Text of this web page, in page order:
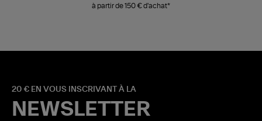
à partir de 150 € d'achat*
20 € EN VOUS INSCRIVANT À LA
NEWSLETTER